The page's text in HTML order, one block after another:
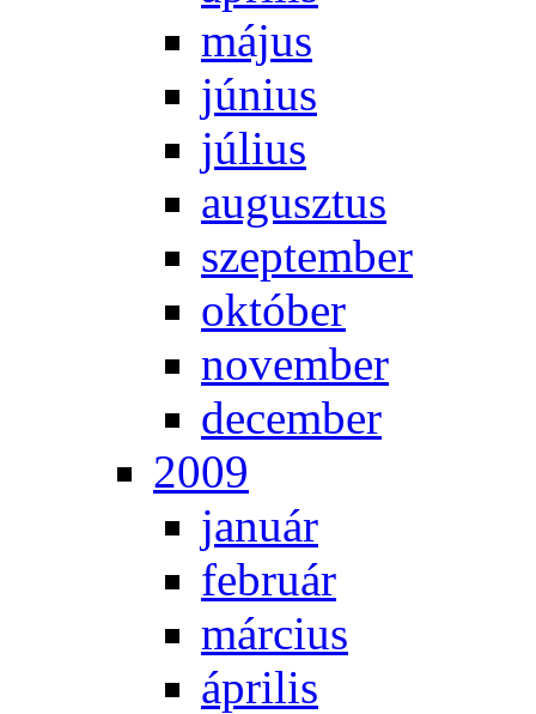
má­jus
jú­ni­us
jú­li­us
au­gusz­tus
szep­tem­ber
ok­tó­ber
no­vem­ber
de­cem­ber
2009
ja­nu­ár
feb­ru­ár
már­ci­us
áp­ri­lis